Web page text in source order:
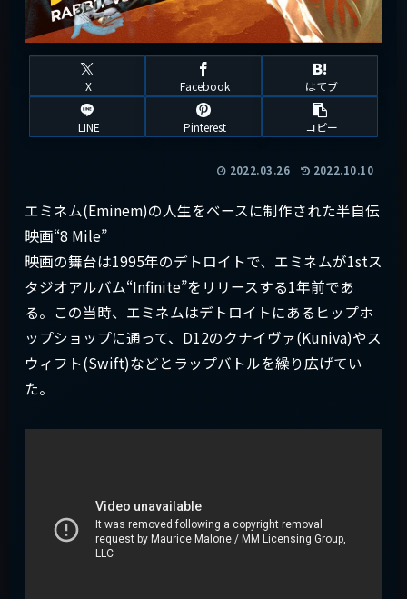
X Facebook はてブ
LINE Pinterest コピー
2022.03.26 2022.10.10
エミネム(Eminem)の人生をベースに制作された半自伝
映画“8 Mile”
映画の舞台は1995年のデトロイトで、エミネムが1stス
タジオアルバム“Infinite”をリリースする1年前であ
る。この当時、エミネムはデトロイトにあるヒップホ
ップショップに通って、D12のクナイヴァ(Kuniva)やス
ウィフト(Swift)などとラップバトルを繰り広げてい
た。